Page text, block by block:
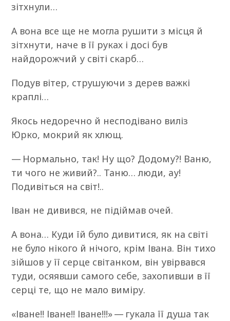
зітхнули…
А вона все ще не могла рушити з місця й
зітхнути, наче в її руках і досі був
найдорожчий у світі скарб…
Подув вітер, струшуючи з дерев важкі
краплі…
Якось недоречно й несподівано виліз
Юрко, мокрий як хлющ.
— Нормально, так! Ну що? Додому?! Ваню,
ти чого не живий?.. Таню… люди, ау!
Подивіться на світ!..
Іван не дивився, не підіймав очей.
А вона… Куди їй було дивитися, як на світі
не було нікого й нічого, крім Івана. Він тихо
зійшов у її серце світанком, він увірвався
туди, осяявши самого себе, захопивши в її
серці те, що не мало виміру.
«Іване!! Іване!! Іване!!!» — гукала її душа так